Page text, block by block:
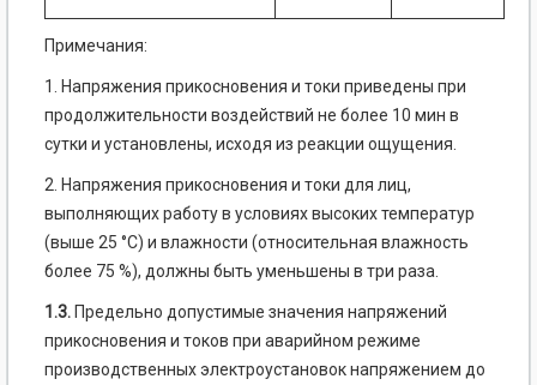
Примечания:
1. Напряжения прикосновения и токи приведены при
продолжительности воздействий не более 10 мин в
сутки и установлены, исходя из реакции ощущения.
2. Напряжения прикосновения и токи для лиц,
выполняющих работу в условиях высоких температур
(выше 25 °С) и влажности (относительная влажность
более 75 %), должны быть уменьшены в три раза.
1.3. Предельно допустимые значения напряжений
прикосновения и токов при аварийном режиме
производственных электроустановок напряжением до